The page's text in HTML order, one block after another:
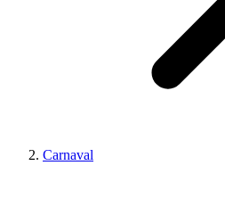
Carnaval